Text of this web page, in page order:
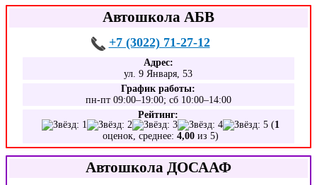
Автошкола АБВ
+7 (3022) 71-27-12
Адрес:
ул. 9 Января, 53
График работы:
пн-пт 09:00–19:00; сб 10:00–14:00
Рейтинг:
(1
оценок, среднее:4,00 из 5)
Автошкола ДОСААФ